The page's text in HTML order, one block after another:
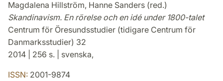
Magdalena Hillström, Hanne Sanders (red.)
Skandinavism. En rörelse och en idé under 1800-talet
Centrum för Öresundsstudier (tidigare Centrum för
Danmarksstudier) 32
2014 | 256 s. | svenska,
ISSN: 2001-9874